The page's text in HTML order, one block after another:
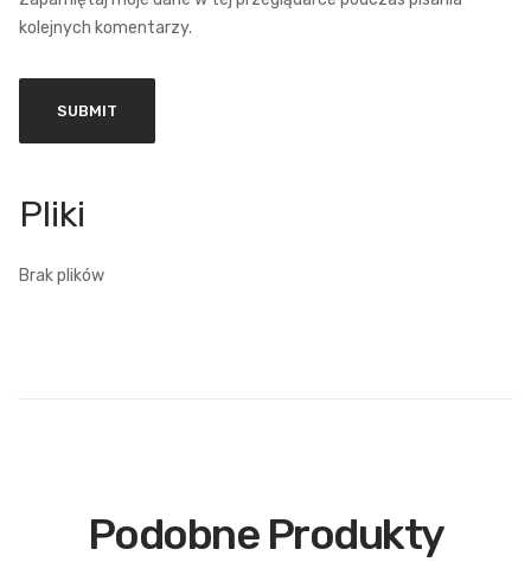
kolejnych komentarzy.
Brak plików
Podobne Produkty